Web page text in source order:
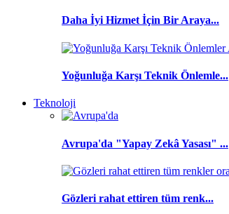
Daha İyi Hizmet İçin Bir Araya...
Yoğunluğa Karşı Teknik Önlemle...
Teknoloji
Avrupa'da "Yapay Zekâ Yasası" ...
Gözleri rahat ettiren tüm renk...